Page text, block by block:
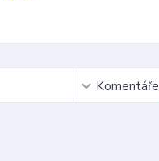
Komentáře